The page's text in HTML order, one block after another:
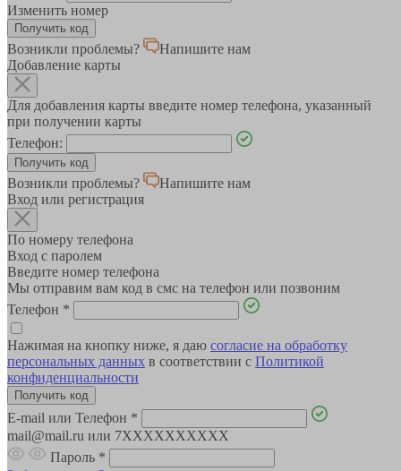
Изменить номер
Возникли проблемы?
Напишите нам
Добавление карты
Для добавления карты введите номер телефона, указанный
при получении карты
Телефон:
Возникли проблемы?
Напишите нам
Вход или регистрация
По номеру телефона
Вход с паролем
Введите номер телефона
Мы отправим вам код в смс на телефон или позвоним
Телефон *
Нажимая на кнопку ниже, я даю согласие на обработку
персональных данных в соответствии с Политикой
конфиденциальности
E-mail или Телефон *
mail@mail.ru или 7XXXXXXXXXX
Пароль *